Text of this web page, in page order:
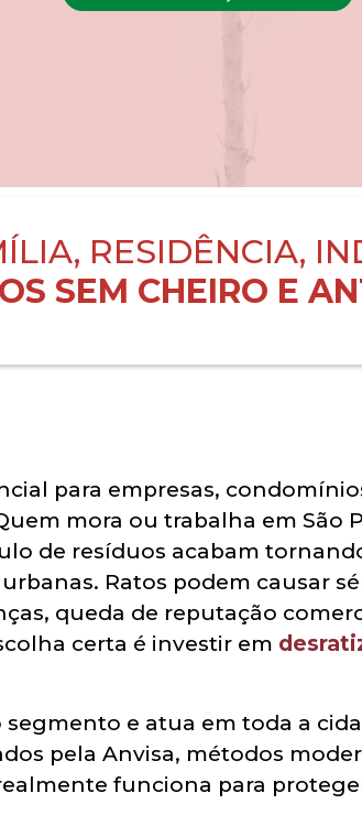
RESIDÊNCIA,
SEM CHEIRO E
para empresas,
mora ou trabalha em São
de resíduos acabam
Ratos podem causar
queda de reputação
certa é investir em
e atua em toda a
pela Anvisa, métodos
funciona para